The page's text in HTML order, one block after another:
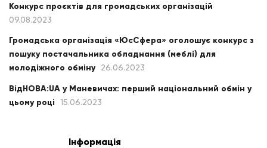
Конкурс проєктів для громадських організацій
09.08.2023
Громадська організація «ЮсСфера» оголошує конкурс з
пошуку постачальника обладнання (меблі) для
молодіжного обміну
26.06.2023
ВідНОВА:UA у Маневичах: перший національний обмін у
цьому році
15.06.2023
Інформація